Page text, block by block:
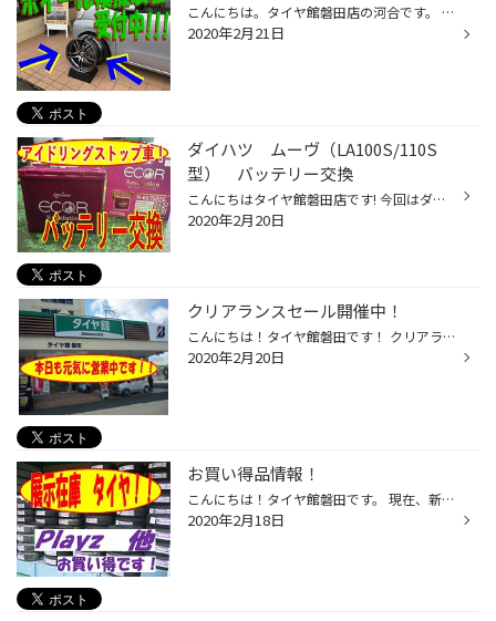
こんにちは。タイヤ館磐田店の河合です。 「ホイールを変えてイメチェンしたいな･･･」 「ホイールをぶつけてしまった！！傷が気になる･･･」 「ホイールセットでタイヤを変えたいな･･･」 など、ホイールに関してお悩みの方！ タイヤ館ではホイールも取り扱っております！！ 「このホイール自分の車に...
2020年2月21日
ダイハツ ムーヴ（LA100S/110S
型） バッテリー交換
こんにちはタイヤ館磐田店です! 今回はダイハツムーヴ（LA100S/110S型）のバッテリー交換をおこないました。 こちらのお車はアイドリングストップの車両です バッテリーはＧＳユアサ エコレボリューション Ｍ42 55Ｂ20Ｌを使用しました! アイドリングストップ専用のバッテリーですがアイドリング車...
2020年2月20日
クリアランスセール開催中！
こんにちは！タイヤ館磐田です！ クリアランスセール開催中です！ 新商品から在庫品などなどお買い得商品取り揃えて お待ちしております。 この機会に是非 タイヤ館磐田 にお越しください！
2020年2月20日
お買い得品情報！
こんにちは！タイヤ館磐田です。 現在、新商品発売に伴い、旧商品在庫品がお得です！！！ 在庫処分でサイズが該当すればお得にお求めいただけます！ お電話での在庫確認もできますのでお気軽にお電話ください！！！ TEL 0538-34-2181 営業時間 10：30～19：00(※最終受付は18：30です)
2020年2月18日